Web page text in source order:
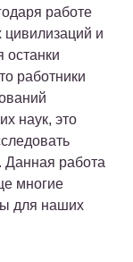
работе
и
останки
работники
наук, это
Данная работа
многие
для наших